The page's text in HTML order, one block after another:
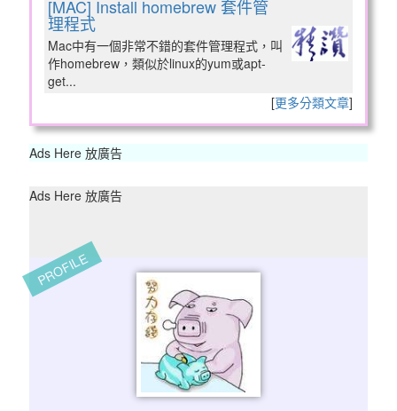
[MAC] Install homebrew 套件管
理程式
Mac中有一個非常不錯的套件管理程式，叫
作homebrew，類似於linux的yum或apt-
get...
[更多分類文章]
Ads Here 放廣告
Ads Here 放廣告
PROFILE